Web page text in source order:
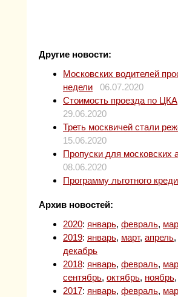
Другие новости:
Московских водителей
недели
06.07.2020
Стоимость проезда по
29.06.2020
Треть москвичей стали
15.06.2020
Пропуски для московских
08.06.2020
Программу льготного
Архив новостей:
2020: январь, февраль,
2019: январь, март, апрель,
декабрь
2018: январь, февраль,
сентябрь, октябрь, ноябрь
2017: январь, февраль,